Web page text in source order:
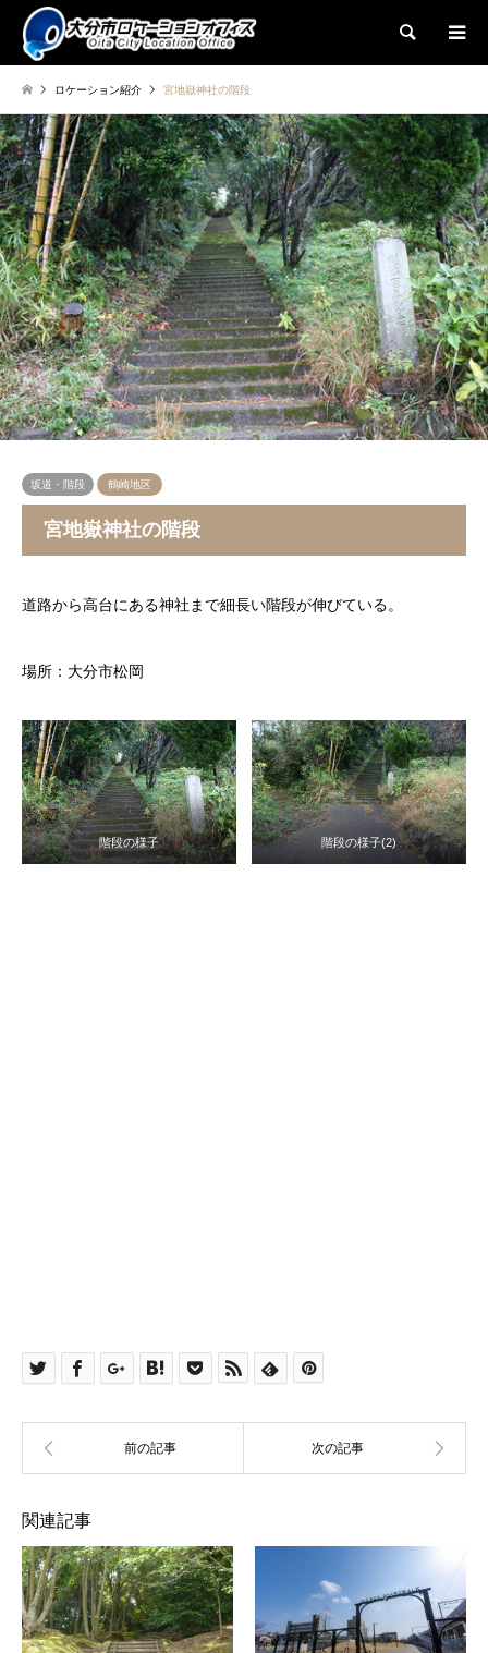
検索
ロケーション紹介 宮地嶽神社の階段
坂道・階段 鶴崎地区
宮地嶽神社の階段
道路から高台にある神社まで細長い階段が伸びている。
場所：大分市松岡
階段の様子 階段の様子(2)
関連記事